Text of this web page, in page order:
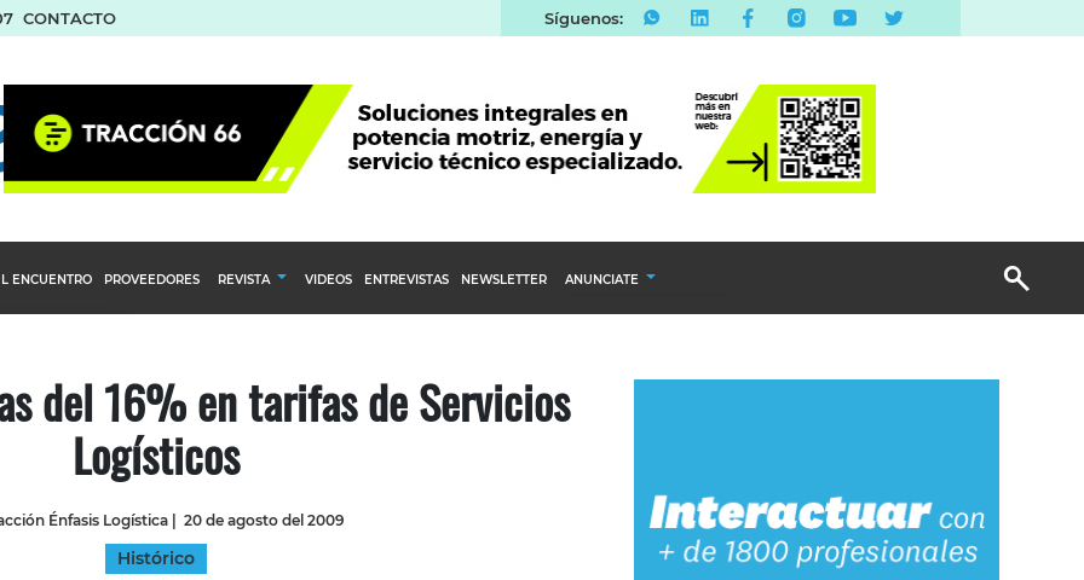
CONTACTO Síguenos:
del Agro
ENCUENTRO PROVEEDORES REVISTA VIDEOS ENTREVISTAS NEWSLETTER ANUNCIATE
Email Marketing
del 16% en tarifas de Servicios
Logísticos
Énfasis Logística 20 de agosto del 2009
Histórico